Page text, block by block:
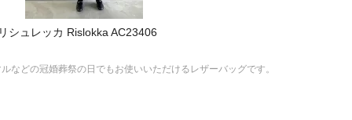
シュレッカ Rislokka AC23406
などの冠婚葬祭の日でもお使いいただけるレザーバッグです。